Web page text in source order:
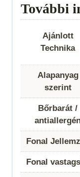
További
Ajánlott
Technika
Alapanyag
szerint
Bőrbarát /
Fonal
Fonal